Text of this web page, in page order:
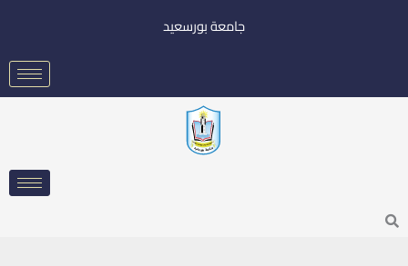
جامعة بورسعيد
Search